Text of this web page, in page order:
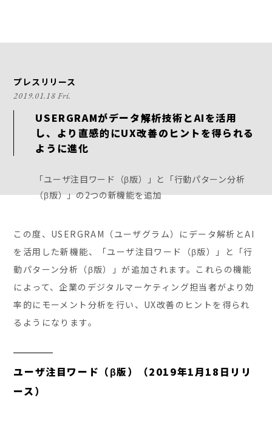
プレスリリース
2019.01.18 Fri.
USERGRAMがデータ解析技術とAIを活用
し、より直感的にUX改善のヒントを得られる
ように進化
「ユーザ注目ワード（β版）」と「行動パターン分析
（β版）」の2つの新機能を追加
この度、USERGRAM（ユーザグラム）にデータ解析とAI
を活用した新機能、「ユーザ注目ワード（β版）」と「行
動パターン分析（β版）」が追加されます。これらの機能
によって、企業のデジタルマーケティング担当者がより効
率的にモーメント分析を行い、UX改善のヒントを得られ
るようになります。
ユーザ注目ワード（β版）（2019年1月18日リリ
ース）